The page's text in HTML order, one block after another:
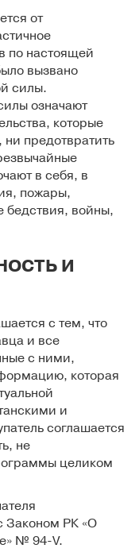
от
по настоящей
вызвано
силы.
означают
которые
предотвратить
в себя, в
пожары,
бедствия, войны,
И
с тем, что
и все
с ними,
которая
и
соглашается
не
целиком
Законом РК «О
№ 94-V.